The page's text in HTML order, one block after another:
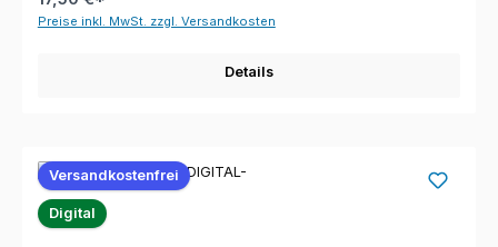
Preise inkl. MwSt. zzgl. Versandkosten
Details
Versandkostenfrei
Digital